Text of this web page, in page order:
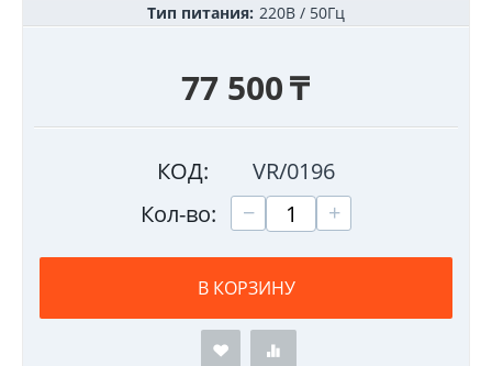
Тип питания: 220В / 50Гц
77 500₸
КОД:
VR/0196
Кол-во:
+
−
В КОРЗИНУ